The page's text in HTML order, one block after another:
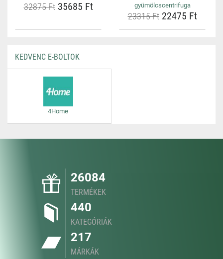
32875 Ft35685 Ft
gyümölcscentrifuga
23315 Ft22475 Ft
KEDVENC E-BOLTOK
4Home
26084
TERMÉKEK
440
KATEGÓRIÁK
217
MÁRKÁK